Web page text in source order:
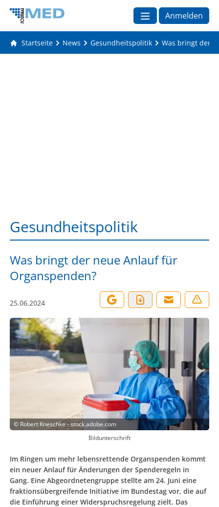
Anmelden
Startseite News Gesundheitspolitik Was bringt der
Gesundheitspolitik
Was bringt der neue Anlauf für
Organspenden?
25.06.2024
© Robert Kneschke - stock.adobe.com
Bildunterschrift
Im Ringen um mehr lebensrettende Organspenden kommt
ein neuer Anlauf für Änderungen der Spenderegeln in
Gang. Eine Abgeordnetengruppe stellte am 24. Juni eine
fraktionsübergreifende Initiative im Bundestag vor, die auf
die Einführung einer Widerspruchsregelung zielt. Das